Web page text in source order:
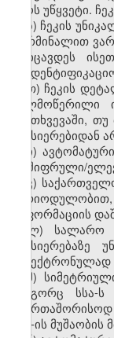
იყოს უწყვეტი.
ზ) ჩეკის
ტერმინალით
მოიცავდეს
თ) ჩეკის
ხელმოწერილი
შემთხვევაში, თუ
მეხსიერებიდან
ი)
დაშიფრული/
კ)
ინფორმაციის
ლ) სალარო
მ)
როგორც სსა-
სსა-ის